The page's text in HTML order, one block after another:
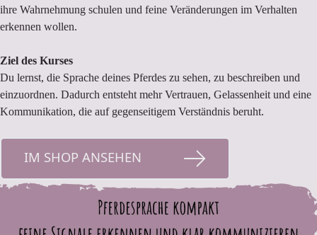
ihre Wahrnehmung schulen und feine Veränderungen im Verhalten
erkennen wollen.
Ziel des Kurses
Du lernst, die Sprache deines Pferdes zu sehen, zu beschreiben und
einzuordnen. Dadurch entsteht mehr Vertrauen, Gelassenheit und eine
Kommunikation, die auf gegenseitigem Verständnis beruht.
IM SHOP ANSEHEN